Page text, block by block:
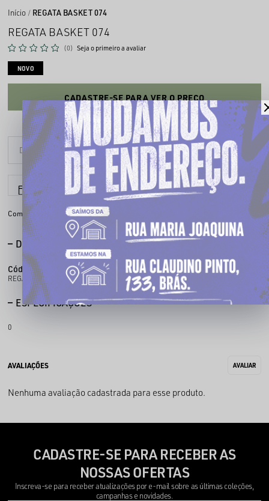
Início REGATA BASKET 074
REGATA BASKET 074
(0) Seja o primeiro a avaliar
NOVO
CADASTRE-SE PARA VER O PREÇO
Parcele em até 6x sem juros
Compartilhe:
DESCRIÇÃO COMPLETA
Código identificador (SKU):
300100074
REGATA BASKET 074
ESPECIFICAÇÕES
0
Nenhuma avaliação cadastrada para esse produto.
CADASTRE-SE PARA RECEBER AS
NOSSAS OFERTAS
Inscreva-se para receber atualizações por e-mail sobre as últimas coleções,
campanhas e novidades.